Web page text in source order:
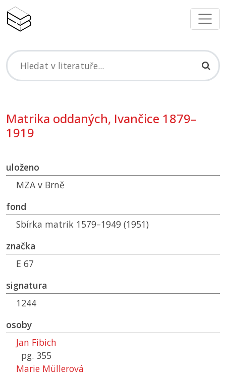
Matrika oddaných, Ivančice 1879–
1919
uloženo
MZA v Brně
fond
Sbírka matrik 1579–1949 (1951)
značka
E 67
signatura
1244
osoby
Jan Fibich
pg. 355
Marie Müllerová